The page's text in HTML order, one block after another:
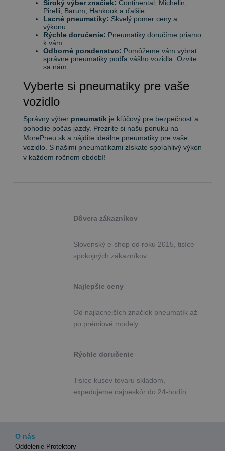
Široký výber značiek: Continental, Michelin,
Pirelli, Barum, Hankook a ďalšie.
Lacné pneumatiky: Skvelý pomer ceny a
výkonu.
Rýchle doručenie: Pneumatiky doručíme priamo
k vám.
Odborné poradenstvo: Pomôžeme vám vybrať
správne pneumatiky podľa vášho vozidla. Ozvite
sa nám.
Vyberte si pneumatiky pre vaše
vozidlo
Správny výber pneumatík je kľúčový pre bezpečnosť a
pohodlie počas jazdy. Prezrite si našu ponuku na
MorePneu.sk a nájdite ideálne pneumatiky pre vaše
vozidlo. S našimi pneumatikami získate spoľahlivý výkon
v každom ročnom období!
Dôvera zákazníkov
Slovenský e-shop od roku 2015, tisíce
spokojných zákazníkov.
Najlepšie ceny
Od najlacnejších značiek pneumatík až
po prémiové modely.
Rýchle doručenie
Tisíce kusov tovaru skladom,
expedujeme najneskôr do 24-hodín.
O nás
Oddelenie Protektory